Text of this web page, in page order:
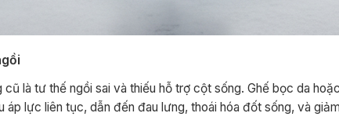
là tư thế ngồi sai và thiếu hỗ trợ cột sống. Ghế bọc da
lực liên tục, dẫn đến đau lưng, thoái hóa đốt sống, và